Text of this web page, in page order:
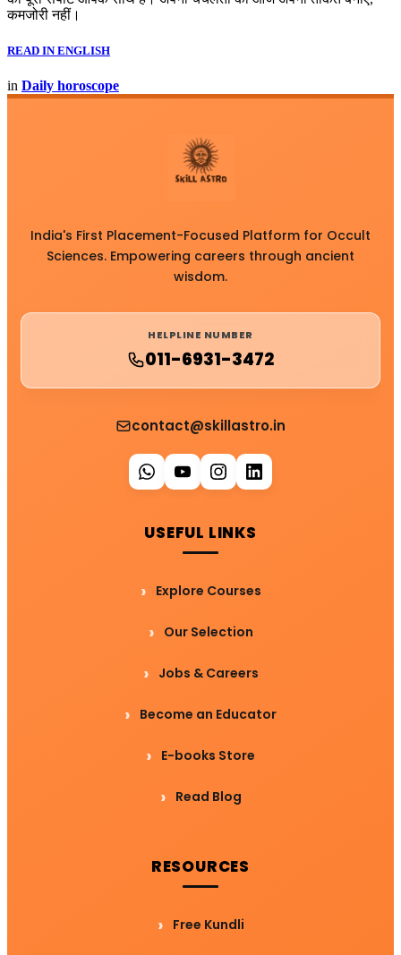
कमजोरी नहीं।
READ IN ENGLISH
in Daily horoscope
India's First Placement-Focused Platform for Occult
Sciences. Empowering careers through ancient
wisdom.
HELPLINE NUMBER
011-6931-3472
contact@skillastro.in
USEFUL LINKS
Explore Courses
Our Selection
Jobs & Careers
Become an Educator
E-books Store
Read Blog
RESOURCES
Free Kundli